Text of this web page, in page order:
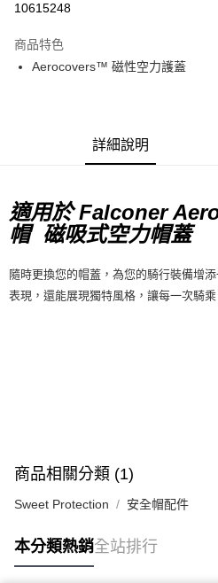
運送方式
付款後全家取貨
7-11店到店
每筆NT$80，滿NT$10,000(含以上)
10615248
商品特色
Aerocovers™ 磁性空力護蓋
詳細說明
適用於 Falconer
帽 磁吸式空力帽蓋
隨時更換您的帽蓋，為您的騎行裝備增
表現，還能展現獨特風格，讓每一次騎乘
商品相關分類 (1)
Sweet Protection 安全帽配件
本分類熱銷全站排行